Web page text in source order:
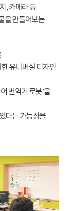
, 카메라 등
을 만들어보는
유니버설 디자인
번역기 로봇’을
다는 가능성을